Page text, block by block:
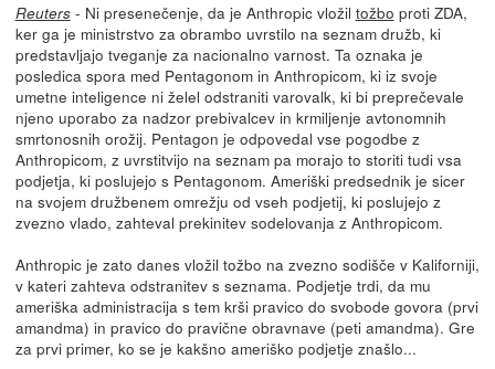
Reuters- Ni presenečenje, da je Anthropic vložil tožbo proti ZDA,
ker ga je ministrstvo za obrambo uvrstilo na seznam družb, ki
predstavljajo tveganje za nacionalno varnost. Ta oznaka je
posledica spora med Pentagonom in Anthropicom, ki iz svoje
umetne inteligence ni želel odstraniti varovalk, ki bi preprečevale
njeno uporabo za nadzor prebivalcev in krmiljenje avtonomnih
smrtonosnih orožij. Pentagon je odpovedal vse pogodbe z
Anthropicom, z uvrstitvijo na seznam pa morajo to storiti tudi vsa
podjetja, ki poslujejo s Pentagonom. Ameriški predsednik je sicer
na svojem družbenem omrežju od vseh podjetij, ki poslujejo z
zvezno vlado, zahteval prekinitev sodelovanja z Anthropicom.
Anthropic je zato danes vložil tožbo na zvezno sodišče v Kaliforniji,
v kateri zahteva odstranitev s seznama. Podjetje trdi, da mu
ameriška administracija s tem krši pravico do svobode govora (prvi
amandma) in pravico do pravične obravnave (peti amandma). Gre
za prvi primer, ko se je kakšno ameriško podjetje znašlo...